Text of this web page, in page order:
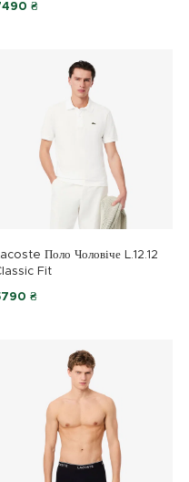
₴
Поло Чоловіче L.12.12
Fit
₴